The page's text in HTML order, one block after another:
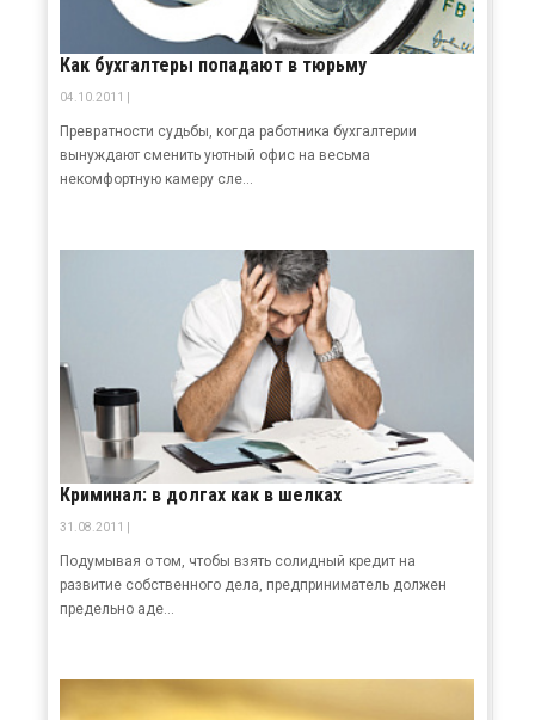
Как бухгалтеры попадают в тюрьму
04.10.2011 |
Превратности судьбы, когда работника бухгалтерии
вынуждают сменить уютный офис на весьма
некомфортную камеру сле...
Криминал: в долгах как в шелках
31.08.2011 |
Подумывая о том, чтобы взять солидный кредит на
развитие собственного дела, предприниматель должен
предельно аде...